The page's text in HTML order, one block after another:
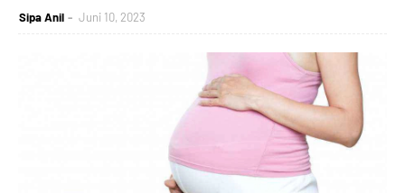
Sipa Anil Juni 10, 2023